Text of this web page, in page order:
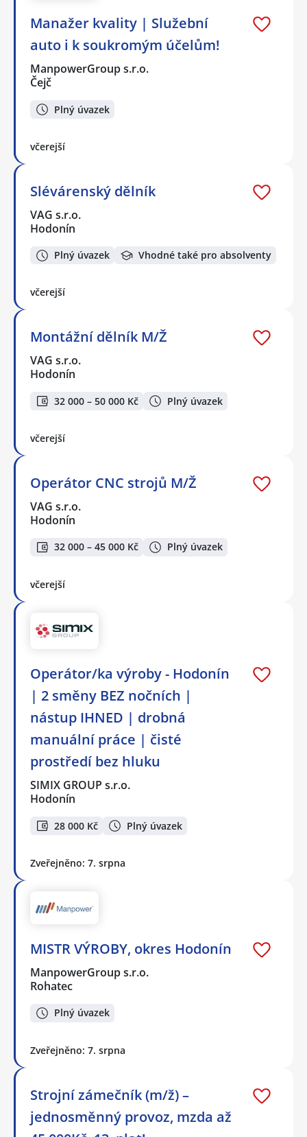
Manažer kvality | Služební
auto i k soukromým účelům!
ManpowerGroup s.r.o.
Čejč
Plný úvazek
včerejší
Slévárenský dělník
VAG s.r.o.
Hodonín
Plný úvazek Vhodné také pro absolventy
včerejší
Montážní dělník M/Ž
VAG s.r.o.
Hodonín
32 000 – 50 000 Kč Plný úvazek
včerejší
Operátor CNC strojů M/Ž
VAG s.r.o.
Hodonín
32 000 – 45 000 Kč Plný úvazek
včerejší
Operátor/ka výroby - Hodonín
| 2 směny BEZ nočních |
nástup IHNED | drobná
manuální práce | čisté
prostředí bez hluku
SIMIX GROUP s.r.o.
Hodonín
28 000 Kč Plný úvazek
Zveřejněno: 7. srpna
MISTR VÝROBY, okres Hodonín
ManpowerGroup s.r.o.
Rohatec
Plný úvazek
Zveřejněno: 7. srpna
Strojní zámečník (m/ž) –
jednosměnný provoz, mzda až